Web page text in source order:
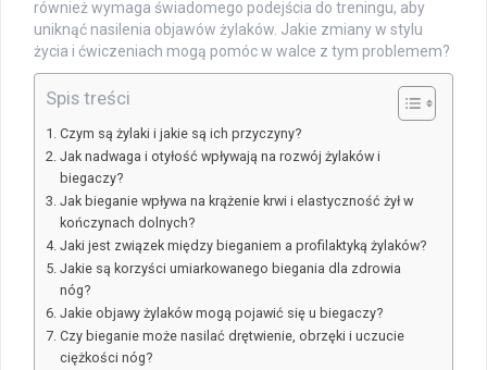
również wymaga świadomego podejścia do treningu, aby
uniknąć nasilenia objawów żylaków. Jakie zmiany w stylu
życia i ćwiczeniach mogą pomóc w walce z tym problemem?
Spis treści
Czym są żylaki i jakie są ich przyczyny?
Jak nadwaga i otyłość wpływają na rozwój żylaków i
biegaczy?
Jak bieganie wpływa na krążenie krwi i elastyczność żył w
kończynach dolnych?
Jaki jest związek między bieganiem a profilaktyką żylaków?
Jakie są korzyści umiarkowanego biegania dla zdrowia
nóg?
Jakie objawy żylaków mogą pojawić się u biegaczy?
Czy bieganie może nasilać drętwienie, obrzęki i uczucie
ciężkości nóg?